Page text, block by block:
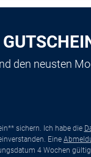
den neusten
sichern. Ich habe die
Eine
4 Wochen